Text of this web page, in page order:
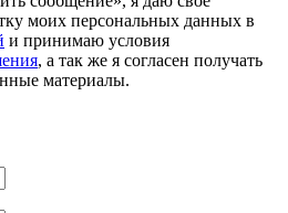
моих персональных данных в
и принимаю условия
, а так же я согласен получать
материалы.